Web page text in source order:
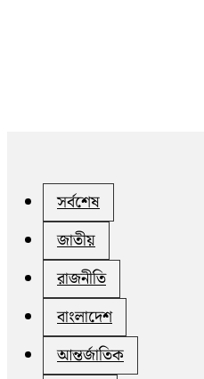
সর্বশেষ
জাতীয়
রাজনীতি
বাংলাদেশ
আন্তর্জাতিক